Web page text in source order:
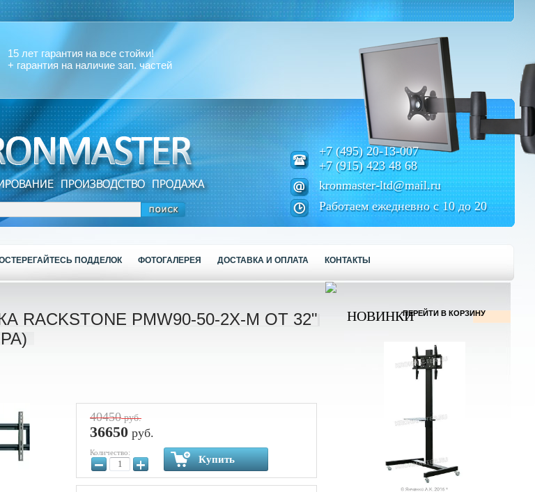
15 лет гарантия на все стойки!
+ гарантия на наличие зап. частей
+7 (495) 20-13-007
+7 (915) 423 48 68
kronmaster-ltd@mail.ru
Работаем ежедневно с 10 до 20
ПОДДЕЛОК ФОТОГАЛЕРЕЯ ДОСТАВКА И ОПЛАТА КОНТАКТЫ
ПЕРЕЙТИ В КОРЗИНУ
PMW90-50-2Х-M ОТ 32"
40450руб.
36650 руб.
Количество:
− + Купить
НОВИНКИ